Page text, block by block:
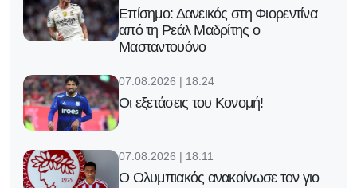
Επίσημο: Δανεικός στη Φιορεντίνα
από τη Ρεάλ Μαδρίτης ο
Μασταντουόνο
07.08.2026 | 18:24
Οι εξετάσεις του Κονομή!
07.08.2026 | 18:11
Ο Ολυμπιακός ανακοίνωσε τον γιο